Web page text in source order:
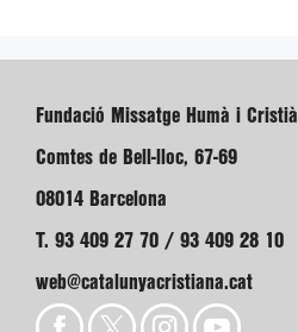
Fundació Missatge Humà i Cristià
Comtes de Bell-lloc, 67-69
08014 Barcelona
T. 93 409 27 70 / 93 409 28 10
web@catalunyacristiana.cat